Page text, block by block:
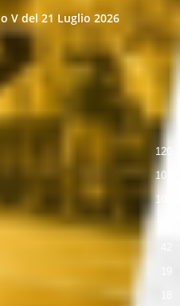
V del 21 Luglio 2026
120
107
104